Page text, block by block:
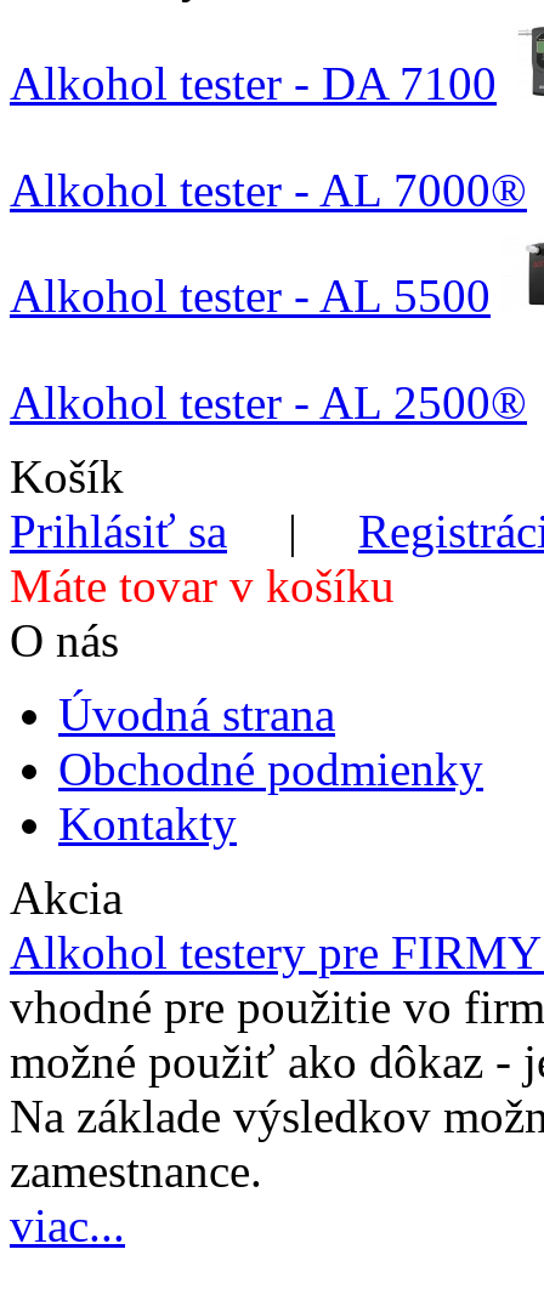
Alkohol tester - DA 7100
Alkohol tester - AL 7000®
Alkohol tester - AL 5500
Alkohol tester - AL 2500®
Košík
Prihlásiť sa |
Máte tovar v košíku
O nás
Úvodná strana
Obchodné podmienky
Kontakty
Akcia
Alkohol testery pre
vhodné pre použitie vo
možné použiť ako dôkaz -
Na základe výsledkov
zamestnance.
viac...